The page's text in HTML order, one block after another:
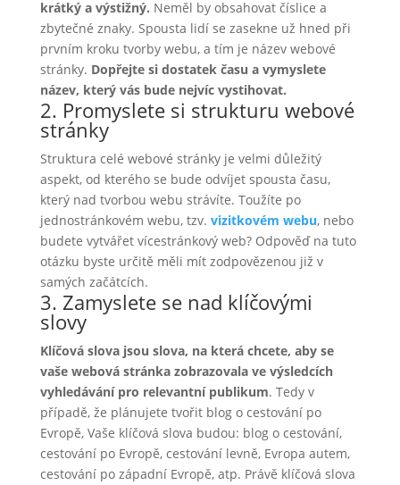
krátký a výstižný. Neměl by obsahovat číslice a
zbytečné znaky. Spousta lidí se zasekne už hned při
prvním kroku tvorby webu, a tím je název webové
stránky. Dopřejte si dostatek času a vymyslete
název, který vás bude nejvíc vystihovat.
2. Promyslete si strukturu webové
stránky
Struktura celé webové stránky je velmi důležitý
aspekt, od kterého se bude odvíjet spousta času,
který nad tvorbou webu strávíte. Toužíte po
jednostránkovém webu, tzv. vizitkovém webu, nebo
budete vytvářet vícestránkový web? Odpověď na tuto
otázku byste určitě měli mít zodpovězenou již v
samých začátcích.
3. Zamyslete se nad klíčovými
slovy
Klíčová slova jsou slova, na která chcete, aby se
vaše webová stránka zobrazovala ve výsledcích
vyhledávání pro relevantní publikum. Tedy v
případě, že plánujete tvořit blog o cestování po
Evropě, Vaše klíčová slova budou: blog o cestování,
cestování po Evropě, cestování levně, Evropa autem,
cestování po západní Evropě, atp. Právě klíčová slova